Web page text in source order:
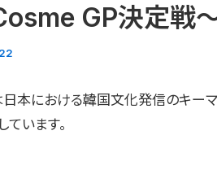
GP決定戦
本における韓国文化発信のキー
います。